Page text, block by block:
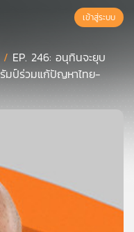
เข้าสู่ระบบ
/ EP. 246: อนุทินจะยุบ
มป์ร่วมแก้ปัญหาไทย-